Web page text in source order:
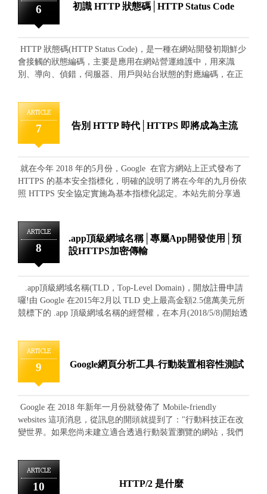
為網站伺服器。 由控制台當中選取：程式集 再選擇：開啟或
Wide Web服務à應用程式開發功能à選擇(ASP、ASP.NET 3.5、
ASP.NET 4.7)選項 經過開啟功能，我們再回到控制台進入"系
統及安全性"部分 進入"系統管理工具" 就能看見Internet
Information Services (IIS) 管理員 開啟後就能進入(IIS) 管理員
功能介面 也可以在瀏覽器當中輸入：http://localhost/ 或是
6 初識 HTTP 狀態碼│HTTP Status Code
HTTP 狀態碼(HTTP Status Code)，是一種在網站開發初期鮮少
會接觸的狀態編碼，主要是應用在網站營運維護中，用來識
別、導向、偵錯，伺服器、用戶與站台狀態的對應編碼，在正
多數看見網站頁面出現明顯的狀態編碼時，網站連線上可能出
現了錯誤，並需要經由網站管理人員進行判別瞭解與除錯。
其實狀態碼有明確的區分狀態對應方向類別，同時也使用了3位
數字代碼進行區別，由狀態碼數字的大小位數進行代碼的分門
別類，依序位數區分，一般總共分成了五大項目： 1.代
碼-1XX-狀態訊息(Informational) 2.代碼-2XX-成功訊息 (OK)
3.代碼-3XX-重新導向 (Redirection) 4.代碼-4XX-客戶端錯誤
大分類中，能夠快速的讓站台管理人員們明白站台當下所呈現
的狀態，再配合代碼中細項的數字標示，便能夠更精確的找到
可能需要修正或排解的問題，算是協助網站管理人員們的一項
指標代碼。
ARTICLE
7 告別 HTTP 時代│HTTPS 即將成為主流
就在今年 2018 年的5月份，Google 在官方網站上正式發布了
HTTPS 的基本安全指標化，明確的說明了將在今年的九月份依
照 HTTPS 安全協定實施為基本指標化認定。本站先前分享過
險，3種明確標示來提醒使用者應用。 在 Google 官方發布這
項公告前，Chrome 瀏覽器都只是額外將有使用 HTTPS 加密連
線的網站標示為安全網站，但這次的公告中卻明白的告知了大
眾，以往額外標註的 HTTPS 安全標示將會剔除使用!取而代之
的是直接認定 HTTPS 為網站連線安全的「基本傳輸協定」，如
果不是使用 HTTPS 加密連線技術的網站，將直接標示為「不安
全性」來提醒使用者應用，算是很明確認定了 HTTPS 在網站基
礎應用的必要性。 從2017年開始 Google 便開始推廣了網連線
設計、維護技術的應用也持續的提升進步，由 Google 統計在
Windows 瀏覽器中 HTTPS 推廣至現今的普及率達到了 80% 以
上，從這樣的成效上來看，Google 本次的公告也將帶領網站安
全傳輸技術進入新的指標，讓所有的使用者能夠得到跟多安全
備好了呢? 如果有您 HTTPS 申請、設定、應用上的疑問，歡迎
盡速與本站連絡，本站將會誠摯地為您打造全面性的安全服
務。
ARTICLE
8
.app頂級網域名稱│專屬App開發使用│預
設HTTPS加密傳輸
.app頂級網域名稱(TLD，Top-Level Domain)，開放註冊申請
囉!由 Google 在2015年2月以 TLD 史上最高金額2.5億萬美元所
競標下的 .app 頂級網域名稱的經營權，在本月(2018/5/8)開始透
外宣布了.app頂級網域名稱開放應用的資訊，如同域名由英文單
字「application」的簡寫.app 命名，主要是提供「行動應用程
學習、交流、運用的安全網域名稱。 其中也特別強調了.app
是 TLD 當中首例預設直接使用 HTTPS 加密的傳輸模式，讓開
發人員能夠更安全的將應用程式推廣至全球普及，透過HTTPS
的加密特性，可以避免連線傳輸途中受到惡意廣告程式和 ISP
的入侵或跟蹤，同時也保障在開放的 Wi-Fi 環境中確保傳輸安
用趨勢及HTTPS加密傳輸有著十分的重視，因此它也將是
Google 宣告帶領網路走向未來 HTTPS 全面化的領導趨勢，從
2018/5/8開始只需要先透過get.app確認.app的域名使用狀況後，
ARTICLE
9 Google網頁分析工具-行動裝置相容性測試
Google 在 2018 年新年一月份就發佈了 Mobile-friendly
websites 這項消息，從訊息的開頭就提到了："行動科技正在改
變世界。如果您尚未建立適合透過行動裝置瀏覽的網站，我們
趨勢已經正在行動化! Google 考量了除了近年建置的新網站之
外，以往至今，大多數網頁站台都是從電腦版網站為基礎建
ARTICLE
10 HTTP/2 是什麼